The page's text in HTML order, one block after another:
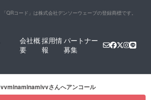
「QRコード」は株式会社デンソーウェーブの登録商標です。
会社概
要
採用情
報
パートナー
募集
vvminaminamivvさんへアンコール